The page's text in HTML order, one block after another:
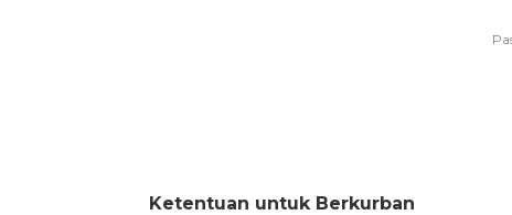
Ketentuan untuk Berkurban